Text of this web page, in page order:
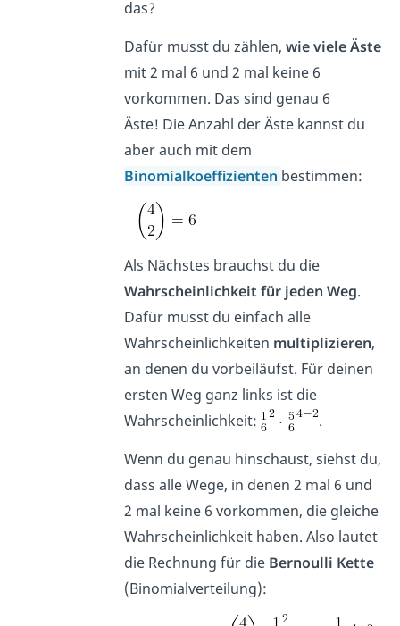
das?
Dafür musst du zählen,wie viele Äste
mit 2 mal 6 und 2 mal keine 6
vorkommen. Das sind genau 6
Äste! Die Anzahl der Äste kannst du
aber auch mit dem
Binomialkoeffizienten bestimmen:
Als Nächstes brauchst du die
Wahrscheinlichkeit für jeden Weg.
Dafür musst du einfach alle
Wahrscheinlichkeiten multiplizieren,
an denen du vorbeiläufst. Für deinen
ersten Weg ganz links ist die
Wahrscheinlichkeit:
.
Wenn du genau hinschaust, siehst du,
dass alle Wege, in denen 2 mal 6 und
2 mal keine 6 vorkommen, die gleiche
Wahrscheinlichkeit haben. Also lautet
die Rechnung für die Bernoulli Kette
(Binomialverteilung):